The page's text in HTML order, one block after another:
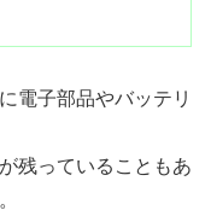
電子部品やバッテリ
残っていることもあ